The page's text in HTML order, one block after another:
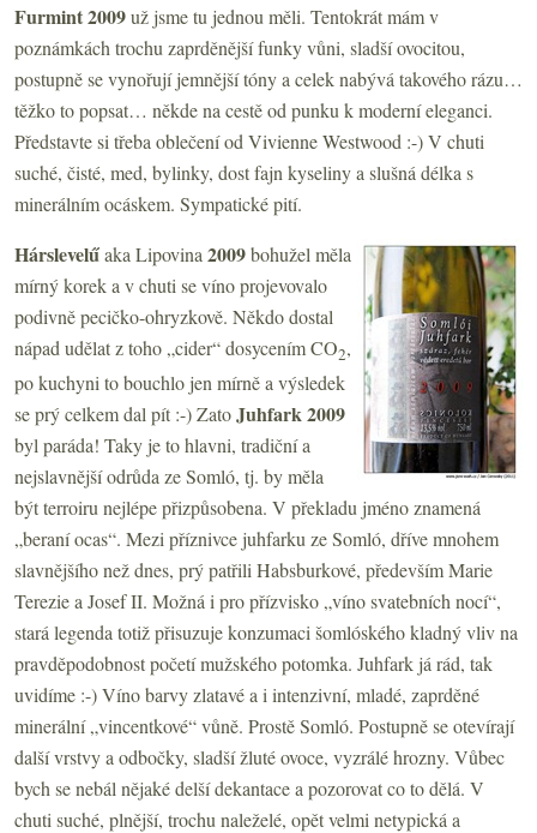
Furmint 2009už jsme tu jednou měli. Tentokrát mám v
poznámkách trochu zaprděnější funky vůni, sladší ovocitou,
postupně se vynořují jemnější tóny a celek nabývá takového rázu…
těžko to popsat… někde na cestě od punku k moderní eleganci.
Představte si třeba oblečení od Vivienne Westwood :-) V chuti
suché, čisté, med, bylinky, dost fajn kyseliny a slušná délka s
minerálním ocáskem. Sympatické pití.
Hárslevelűaka Lipovina 2009bohužel měla
mírný korek a v chuti se víno projevovalo
podivně pecičko-ohryzkově. Někdo dostal
nápad udělat z toho „cider“ dosycením CO2,
po kuchyni to bouchlo jen mírně a výsledek
se prý celkem dal pít :-) ZatoJuhfark 2009
byl paráda! Taky je to hlavni, tradiční a
nejslavnější odrůda ze Somló, tj. by měla
být terroiru nejlépe přizpůsobena. V překladu jméno znamená
„beraní ocas“. Mezi příznivce juhfarku ze Somló, dříve mnohem
slavnějšího než dnes, prý patřili Habsburkové, především Marie
Terezie a Josef II. Možná i pro přízvisko „víno svatebních nocí“,
stará legenda totiž přisuzuje konzumaci šomlóského kladný vliv na
pravděpodobnost početí mužského potomka. Juhfark já rád, tak
uvidíme :-) Víno barvy zlatavé a i intenzivní, mladé, zaprděné
minerální „vincentkové“ vůně. Prostě Somló. Postupně se otevírají
další vrstvy a odbočky, sladší žluté ovoce, vyzrálé hrozny. Vůbec
bych se nebál nějaké delší dekantace a pozorovat co to dělá. V
chuti suché, plnější, trochu naleželé, opět velmi netypická a